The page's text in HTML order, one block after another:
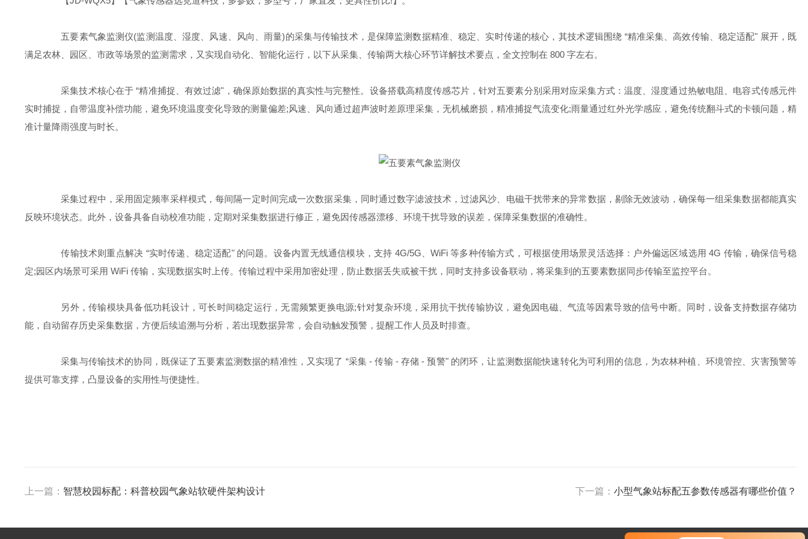
五要素气象监测仪(监测温度、湿度、风速、风向、雨量)的采集与传输技术，是保障监测数据精准、稳定、实时传递的核心，其技术逻辑围绕 “精准采集、高效传输、稳定适配" 展开，既
满足农林、园区、市政等场景的监测需求，又实现自动化、智能化运行，以下从采集、传输两大核心环节详解技术要点，全文控制在 800 字左右。
采集技术核心在于 “精准捕捉、有效过滤"，确保原始数据的真实性与完整性。设备搭载高精度传感芯片，针对五要素分别采用对应采集方式：温度、湿度通过热敏电阻、电容式传感元件
实时捕捉，自带温度补偿功能，避免环境温度变化导致的测量偏差;风速、风向通过超声波时差原理采集，无机械磨损，精准捕捉气流变化;雨量通过红外光学感应，避免传统翻斗式的卡顿问题，精
准计量降雨强度与时长。
采集过程中，采用固定频率采样模式，每间隔一定时间完成一次数据采集，同时通过数字滤波技术，过滤风沙、电磁干扰带来的异常数据，剔除无效波动，确保每一组采集数据都能真实
反映环境状态。此外，设备具备自动校准功能，定期对采集数据进行修正，避免因传感器漂移、环境干扰导致的误差，保障采集数据的准确性。
传输技术则重点解决 “实时传递、稳定适配" 的问题。设备内置无线通信模块，支持 4G/5G、WiFi 等多种传输方式，可根据使用场景灵活选择：户外偏远区域选用 4G 传输，确保信号稳
定;园区内场景可采用 WiFi 传输，实现数据实时上传。传输过程中采用加密处理，防止数据丢失或被干扰，同时支持多设备联动，将采集到的五要素数据同步传输至监控平台。
另外，传输模块具备低功耗设计，可长时间稳定运行，无需频繁更换电源;针对复杂环境，采用抗干扰传输协议，避免因电磁、气流等因素导致的信号中断。同时，设备支持数据存储功
能，自动留存历史采集数据，方便后续追溯与分析，若出现数据异常，会自动触发预警，提醒工作人员及时排查。
采集与传输技术的协同，既保证了五要素监测数据的精准性，又实现了 “采集 - 传输 - 存储 - 预警" 的闭环，让监测数据能快速转化为可利用的信息，为农林种植、环境管控、灾害预警等
提供可靠支撑，凸显设备的实用性与便捷性。
上一篇： 智慧校园标配：科普校园气象站软硬件架构设计 下一篇：小型气象站标配五参数传感器有哪些价值？